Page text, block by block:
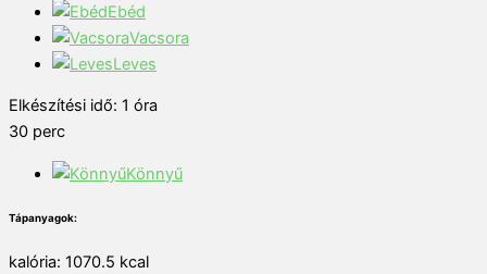
Ebéd
Vacsora
Leves
Elkészítési idő: 1 óra
30 perc
Könnyű
Tápanyagok:
kalória: 1070.5 kcal